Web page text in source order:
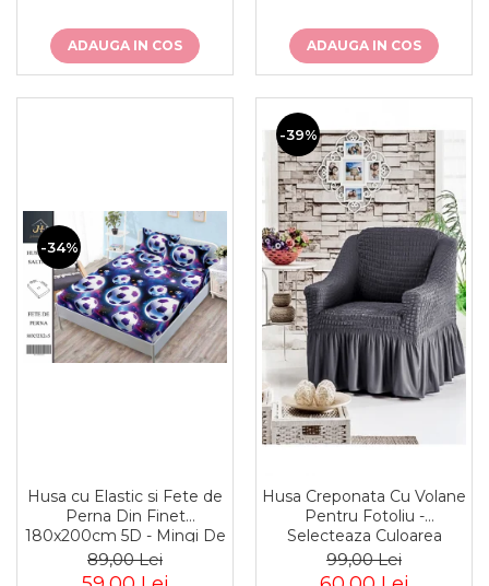
ADAUGA IN COS ADAUGA IN COS
-34%
Husa cu Elastic si Fete de
Perna Din Finet
180x200cm 5D - Mingi De
Fotbal In Galaxie
89,00 Lei
-39%
Husa Creponata Cu Volane
Pentru Fotoliu -
Selecteaza Culoarea
Dorita
99,00 Lei